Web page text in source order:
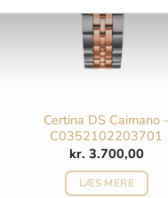
Certina DS Caimano
C0352102203701
kr. 3.700,00
LÆS MERE